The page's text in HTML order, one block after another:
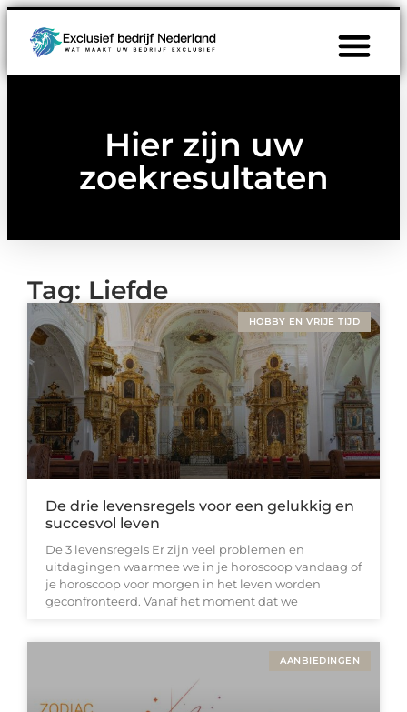
Hier zijn uw
zoekresultaten
Tag: Liefde
HOBBY EN VRIJE TIJD
De drie levensregels voor een gelukkig en
succesvol leven
De 3 levensregels Er zijn veel problemen en
uitdagingen waarmee we in je horoscoop vandaag of
je horoscoop voor morgen in het leven worden
geconfronteerd. Vanaf het moment dat we
AANBIEDINGEN